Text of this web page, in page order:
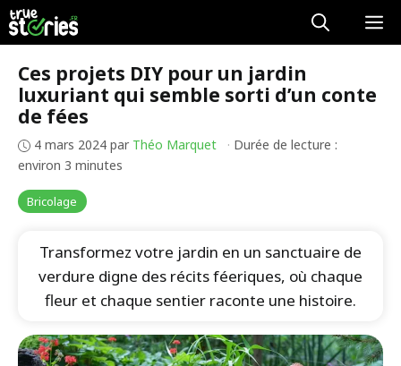
Aller
au
contenu
Bricolage
Ces projets DIY pour un jardin
luxuriant qui semble sorti d’un conte
de fées
4 mars 2024 par Théo Marquet · Durée de lecture :
environ 3 minutes
Transformez votre jardin en un sanctuaire de
verdure digne des récits féeriques, où chaque
fleur et chaque sentier raconte une histoire.